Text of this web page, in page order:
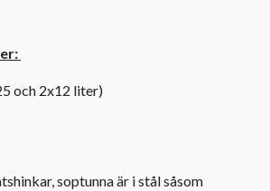
och 2x12 liter)
soptunna är i stål såsom